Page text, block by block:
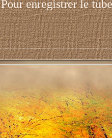
Pour enregistrer le